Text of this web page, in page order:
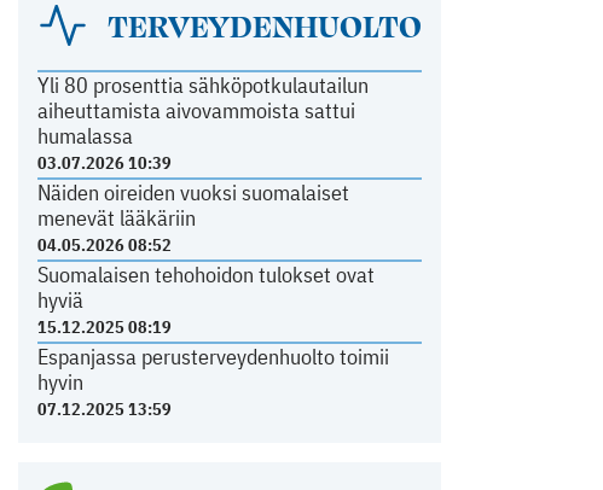
TERVEYDENHUOLTO
Yli 80 prosenttia sähköpotkulautailun
aiheuttamista aivovammoista sattui
humalassa
03.07.2026 10:39
Näiden oireiden vuoksi suomalaiset
menevät lääkäriin
04.05.2026 08:52
Suomalaisen tehohoidon tulokset ovat
hyviä
15.12.2025 08:19
Espanjassa perusterveydenhuolto toimii
hyvin
07.12.2025 13:59